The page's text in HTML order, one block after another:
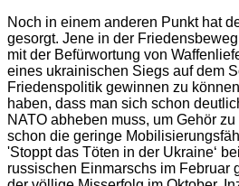
Noch in einem anderen Punkt hat
gesorgt. Jene in der
mit der Befürwortung von
eines ukrainischen Siegs auf dem
Friedenspolitik gewinnen zu
haben, dass man sich schon
NATO abheben muss, um Gehör
schon die geringe
'Stoppt das Töten in der Ukraine‘
russischen Einmarschs im Februar